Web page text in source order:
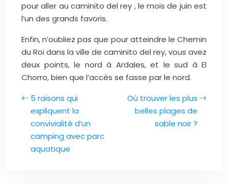
pour aller au caminito del rey , le mois de juin est
l’un des grands favoris.
Enfin, n’oubliez pas que pour atteindre le Chemin
du Roi dans la ville de caminito del rey, vous avez
deux points, le nord à Ardales, et le sud à El
Chorro, bien que l’accès se fasse par le nord.
5 raisons qui
expliquent la
convivialité d’un
camping avec parc
aquatique
Où trouver les plus
belles plages de
sable noir ?